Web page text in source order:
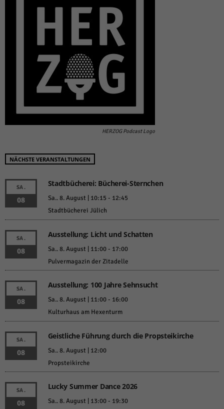
HERZOG Podcast Logo
NÄCHSTE VERANSTALTUNGEN
SA.
08
Stadtbücherei: Bücherei-Sternchen
Sa.. 8. August | 10:15 - 12:45
Stadtbücherei Jülich
SA.
08
Ausstellung: Licht und Schatten
Sa.. 8. August | 11:00- 17:00
Pulvermagazin der Zitadelle
SA.
08
Ausstellung: 100 Jahre Sehnsucht
Sa.. 8. August | 11:00- 16:00
Kulturhaus am Hexenturm
SA.
08
Geistliche Führung durch die Propsteikirche
Sa.. 8. August | 12:00
Propsteikirche
SA.
08
Lucky Summer Dance 2026
Sa.. 8. August | 13:00- 19:30